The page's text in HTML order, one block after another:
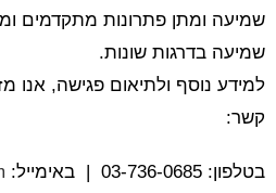
שמיעה ומתן פתרונות מתקדמים
שמיעה בדרגות שונות.
למידע נוסף ולתיאום פגישה, אנו
קשר:
בטלפון: 03-736-0685 | באימייל: